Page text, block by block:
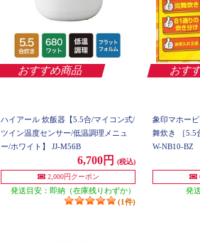
おすすめ商品
ハイアール 炊飯器【5.5合/マイコン式/
ツイン温度センサー/低温調理メニュ
ー/ホワイト】 JJ-M56B
6,700円
(税込)
2,000円クーポン
発送目安：即納（在庫残りわずか）
(1件)
おす
象印マホー
舞炊き ［5.5
W-NB10-BZ
発